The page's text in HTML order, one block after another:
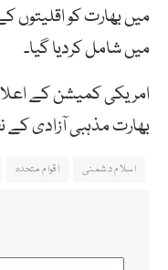
میں بھارت کو
میں شامل کردیا گیا۔
بھارت مذہبی آزادی
اسلام دشمنی اقوام متحدہ